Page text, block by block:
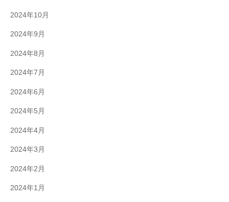
2024年10月
2024年9月
2024年8月
2024年7月
2024年6月
2024年5月
2024年4月
2024年3月
2024年2月
2024年1月